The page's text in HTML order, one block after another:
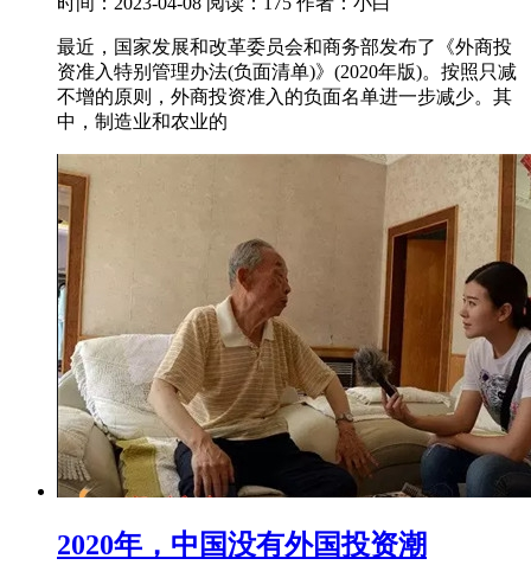
最近，国家发展和改革委员会和商务部发布了《外商投
资准入特别管理办法(负面清单)》(2020年版)。按照只减
不增的原则，外商投资准入的负面名单进一步减少。其
中，制造业和农业的
2020年，中国没有外国投资潮